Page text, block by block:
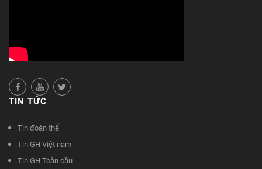
TIN TỨC
Tin đoàn thể
Tin GH Việt nam
Tin GH Toàn cầu